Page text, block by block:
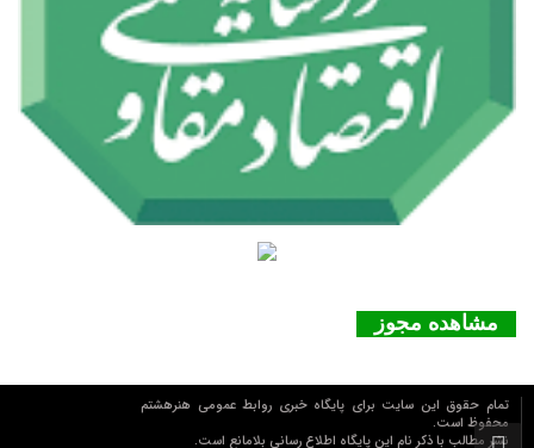
مشاهده مجوز
تمام حقوق این سایت برای پایگاه خبری روابط عمومي هنرهشتم
محفوظ است.
نشر مطالب با ذکر نام اين پايگاه اطلاع رساني بلامانع است.